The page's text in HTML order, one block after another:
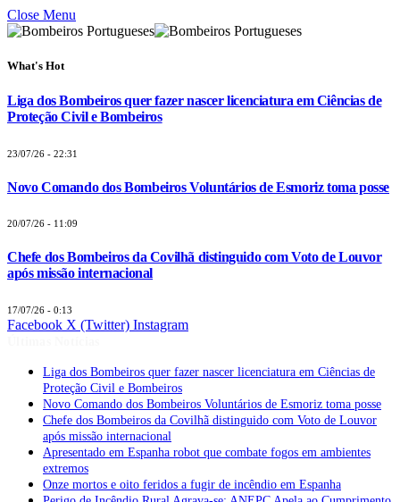
Close Menu
What's Hot
Liga dos Bombeiros quer fazer nascer licenciatura em Ciências de
Proteção Civil e Bombeiros
23/07/26 - 22:31
Novo Comando dos Bombeiros Voluntários de Esmoriz toma posse
20/07/26 - 11:09
Chefe dos Bombeiros da Covilhã distinguido com Voto de Louvor
após missão internacional
17/07/26 - 0:13
Facebook X (Twitter) Instagram
Liga dos Bombeiros quer fazer nascer licenciatura em Ciências de
Proteção Civil e Bombeiros
Novo Comando dos Bombeiros Voluntários de Esmoriz toma posse
Chefe dos Bombeiros da Covilhã distinguido com Voto de Louvor
após missão internacional
Apresentado em Espanha robot que combate fogos em ambientes
extremos
Onze mortos e oito feridos a fugir de incêndio em Espanha